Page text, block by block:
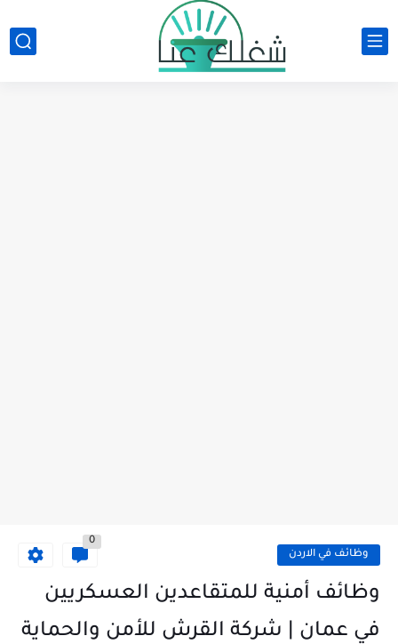
وظائف في الاردن
0
وظائف أمنية للمتقاعدين العسكريين
في عمان | شركة القرش للأمن والحماية